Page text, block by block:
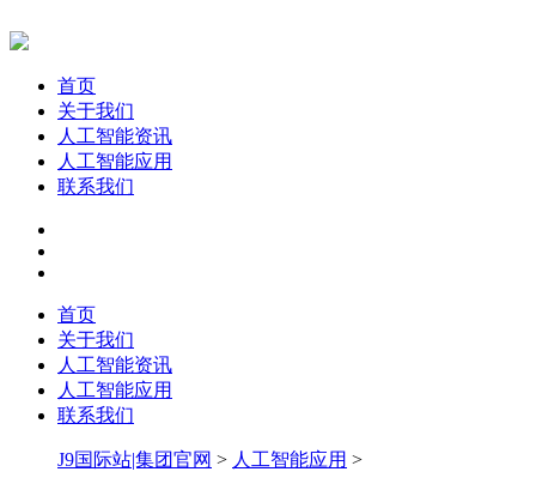
首页
关于我们
人工智能资讯
人工智能应用
联系我们
首页
关于我们
人工智能资讯
人工智能应用
联系我们
J9国际站|集团官网 > 人工智能应用 >